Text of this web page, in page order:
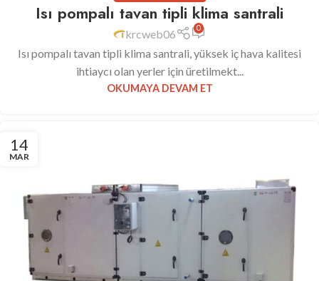
Isı pompalı tavan tipli klima santrali
krcweb06 0
Isı pompalı tavan tipli klima santrali, yüksek iç hava kalitesi
ihtiaycı olan yerler için üretilmekt...
OKUMAYA DEVAM ET
14
MAR